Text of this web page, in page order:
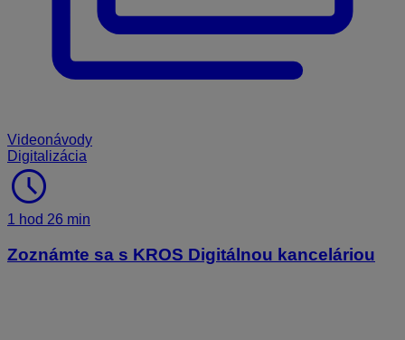
Videonávody
Digitalizácia
schedule
1 hod 26 min
Zoznámte sa s KROS Digitálnou kanceláriou